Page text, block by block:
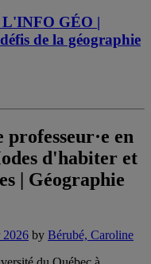
L'INFO GÉO |
de la géographie
en
d'habiter et
| Géographie
2026 by Bérubé, Caroline